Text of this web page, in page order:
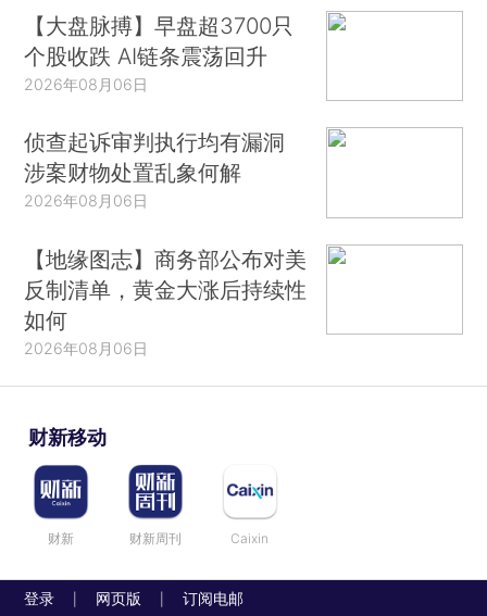
【大盘脉搏】早盘超3700只
个股收跌 AI链条震荡回升
2026年08月06日
侦查起诉审判执行均有漏洞
涉案财物处置乱象何解
2026年08月06日
【地缘图志】商务部公布对美
反制清单，黄金大涨后持续性
如何
2026年08月06日
财新移动
财新 财新周刊 Caixin
登录 网页版 订阅电邮